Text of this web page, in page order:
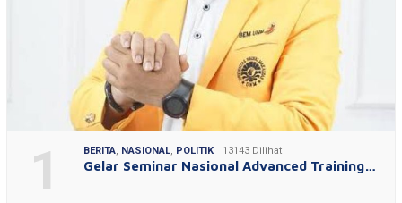
1 BERITA NASIONAL POLITIK 13143 Dilihat
Gelar Seminar Nasional Advanced Training…